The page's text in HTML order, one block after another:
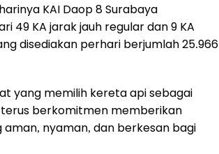
KAI Daop 8 Surabaya
49 KA jarak jauh regular dan 9 KA
disediakan perhari berjumlah 25.966
yang memilih kereta api sebagai
berkomitmen memberikan
nyaman, dan berkesan bagi